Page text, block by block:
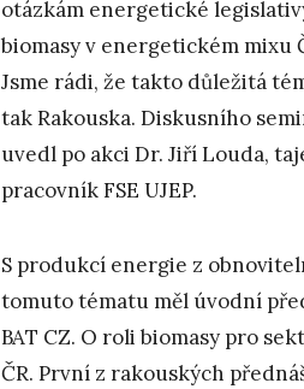
otázkám energetické
biomasy v energetickém mixu
Jsme rádi, že takto důležitá
tak Rakouska. Diskusního
uvedl po akci Dr. Jiří Louda,
pracovník FSE UJEP.
S produkcí energie z
tomuto tématu měl úvodní
BAT CZ. O roli biomasy pro
ČR. První z rakouských